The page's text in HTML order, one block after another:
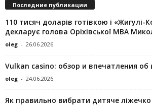
Последние публикации
110 тисяч доларів готівкою і «Жигулі-
декларує голова Оріхівської МВА
oleg - 26.06.2026
Vulkan casino: обзор и впечатления
oleg - 24.06.2026
Як правильно вибрати дитяче ліжечко